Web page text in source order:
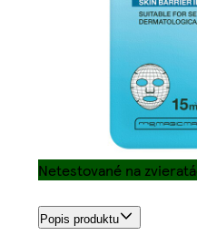
Netestované na
Popis produktu